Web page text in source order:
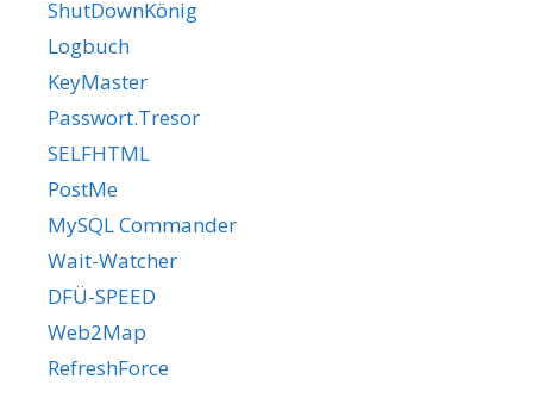
ShutDownKönig
Logbuch
KeyMaster
Passwort.Tresor
SELFHTML
PostMe
MySQL Commander
Wait-Watcher
DFÜ-SPEED
Web2Map
RefreshForce